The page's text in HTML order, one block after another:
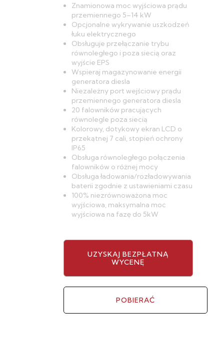
Znamionowa moc wyjściowa prądu
przemiennego 5–14 kW
Opcjonalne wykrywanie uszkodzeń
łuku elektrycznego
Obsługuje przełączanie trybu
równoległego i poza siecią oraz
wyjście EPS
Wspieraj magazynowanie energii
generatora diesla
Niezależny port wejściowy prądu
przemiennego generatora diesla
20 falowników pracujących
równolegle poza siecią
Kolorowy, dotykowy ekran LCD o
przekątnej 7 cali, stopień ochrony
IP65
Obsługa równoległego połączenia
falowników o różnej mocy
Obsługa ładowania/rozładowywania
baterii zgodnie z ustawieniami czasu
100% niezrównoważona moc
wyjściowa, maksymalna moc
wyjściowa na fazę do 5kW
UZYSKAJ BEZPŁATNĄ
WYCENĘ
POBIERAĆ